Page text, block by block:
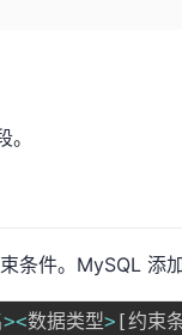
条件。MySQL 添
><数据类型> [约束